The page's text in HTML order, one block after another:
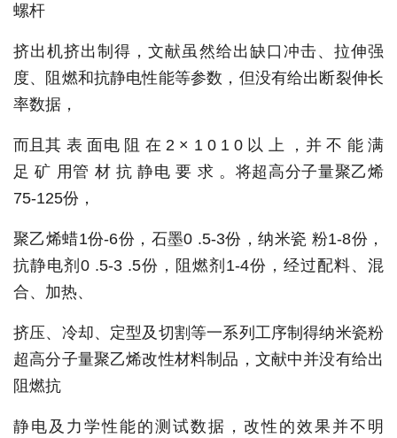
螺杆
挤出机挤出制得，文献虽然给出缺口冲击、拉伸强
度、阻燃和抗静电性能等参数，但没有给出断裂伸长
率数据，
而且其 表 面电 阻 在 2 × 1 0 1 0 以 上 ，并 不 能 满
足 矿 用管 材 抗 静电 要 求 。将超高分子量聚乙烯
75-125份，
聚乙烯蜡1份-6份，石墨0 .5-3份，纳米瓷 粉1-8份，
抗静电剂0 .5-3 .5份，阻燃剂1-4份，经过配料、混
合、加热、
挤压、冷却、定型及切割等一系列工序制得纳米瓷粉
超高分子量聚乙烯改性材料制品，文献中并没有给出
阻燃抗
静电及力学性能的测试数据，改性的效果并不明